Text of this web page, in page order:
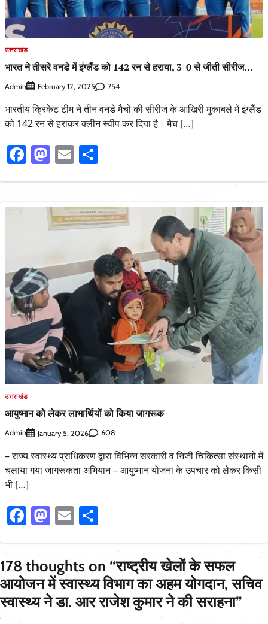
उत्तराखंड
भारत ने तीसरे वनडे में इंग्लैंड को 142 रन से हराया, 3-0 से जीती सीरीज…
Admin February 12, 2025 754
भारतीय क्रिकेट टीम ने तीन वनडे मैचों की सीरीज के आखिरी मुकाबले में इंग्लैंड
को 142 रन से हराकर क्लीन स्वीप कर दिया है। मैच […]
Facebook
Mastodon
Email
उत्तराखंड
आयुष्मान को लेकर लाभार्थियों को किया जागरूक
Admin January 5, 2026 608
– राज्य स्वास्थ्य प्राधिकरण द्वारा विभिन्न सरकारी व निजी चिकित्सा संस्थानों में
चलाया गया जागरूकता अभियान – आयुष्मान योजना के उपचार को लेकर किसी
भी […]
Facebook
Mastodon
Email
178 thoughts on “राष्ट्रीय खेलों के सफल
आयोजन में स्वास्थ्य विभाग का अहम योगदान, सचिव
स्वास्थ्य ने डा. आर राजेश कुमार ने की सराहना”